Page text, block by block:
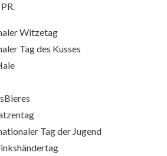
Witzetag
Tag des Kusses
Tag der Jugend